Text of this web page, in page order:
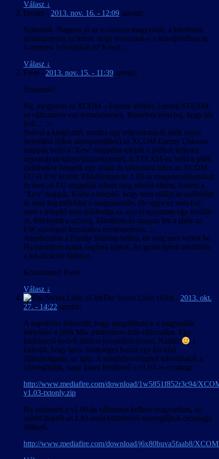
Válasz ↓
Dexter - 2013. nov. 16. - 12:09 szerint:
Sziasztok. Nagyon jó az x-com:eu magyarítás, a kérdésem
természetesen az lenne, hogy tervezitek-e a közeljövőben az
x-com:ew lefordítását is? Köszi…
Válasz ↓
Freel - 2013. nov. 15. - 11:39 szerint:
Sziasztok!
Na, megjelent az XCOM – Enemy Within. Eredeti STEAM-
es változatom van természetesen. Remélem nem baj, hogy ide
írok… :-/
Szóval a kiegészítő, mintha egy teljesen másik játék lenne
(telepítési fájlok szempontjából) az XCOM Enemy Unknow
mappán belül a ‘Xew’ mappába telepíti a játékot, teljesen
ugyanolyan könyvtárszerkezettel. A STEAM-en belül a játék
indításakor felugrik egy ablak és választani lehet ax XCOM
EU és EW között. Elindítottam az 1.03-as magyarosításotokat
és nem az EU mappáját adtam meg elérési útként, hanem a
‘Xew’ mappát. Kiírta a telepítő, hogy nem találja az indítófájlt
és nem fog működni a magyarosítás, (de ugye ez nem baj,
mert a telepítő nem módosítja az .exe-t) nyomtam egy tovább-
ot, feltelepült a szöveg. Elindítom és magyar lett a játék az
EW szövegeit leszámítva természetesen….
Jelentkeztem a Family Sharing-bétára, de még nem vettek be.
Ha bármiben tudok segíteni írjatok, ha gondoljátok elküldöm
a lokalizációs fájlokat.
Köszönettel: Freel.
Válasz ↓
The Sweet Little 16-bit - 2013. okt.
27. - 14:22 szerint:
A napokban felmerült, hogy megoldható-e a magyarítás
telepítése a játék Mac platformon futó változatára. Egy
kísérletező kedvű játékos jóvoltából (köszi, Nándi!
)
kiderült, hogy igen. Szükséges hozzá egy kis kézi
fájlmásolgatás, az igaz. A telepítőcsomagból kibonthatók a
szövegfájlok, vagy innen letölthető a v1.03-as csomag:
http://www.mediafire.com/download/1w5851f852r3c94/
v1.03-txtonly.zip
Ha valamiért a v1.00-ás változatot kellene magyarítani, az
alábbi linkről az 1.03-astól különböző szövegfájlok csomagja
tölthető.
http://www.mediafire.com/download/j6x80buva5faab8/